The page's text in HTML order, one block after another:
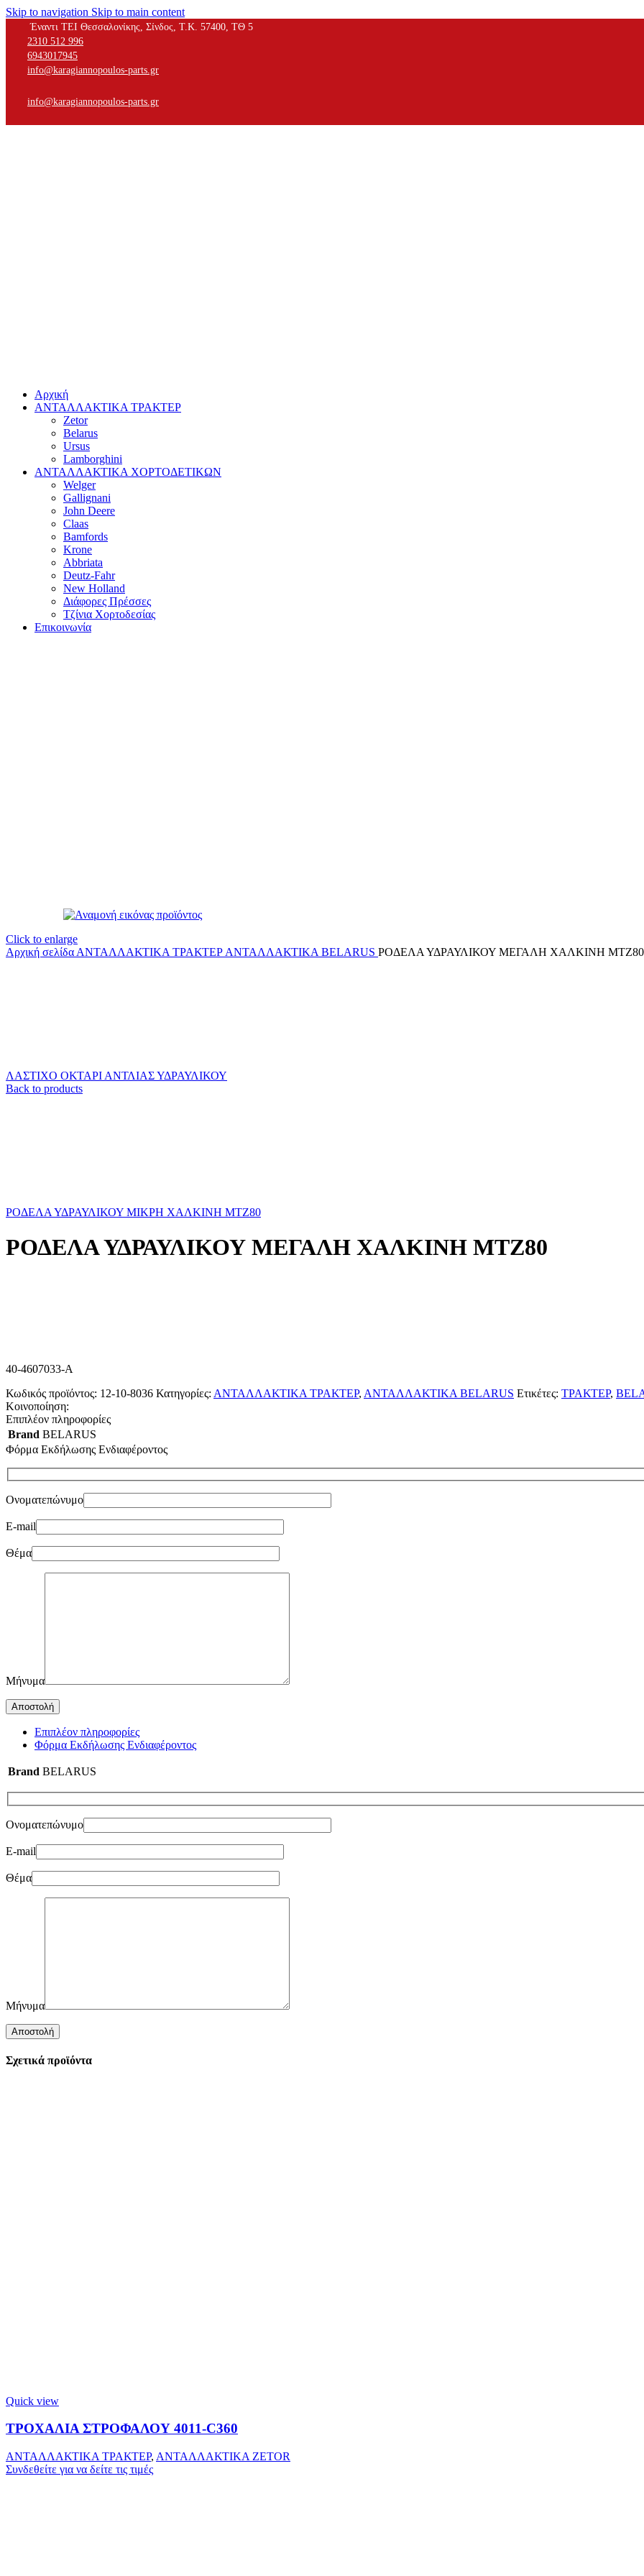
Skip to navigation Skip to main content
Έναντι ΤΕΙ Θεσσαλονίκης, Σίνδος, Τ.Κ. 57400, ΤΘ 5
2310 512 996
6943017945
info@karagiannopoulos-parts.gr
info@karagiannopoulos-parts.gr
Αρχική
ΑΝΤΑΛΛΑΚΤΙΚΑ ΤΡΑΚΤΕΡ
Zetor
Belarus
Ursus
Lamborghini
ΑΝΤΑΛΛΑΚΤΙΚΑ ΧΟΡΤΟΔΕΤΙΚΩΝ
Welger
Gallignani
John Deere
Claas
Bamfords
Krone
Abbriata
Deutz-Fahr
New Holland
Διάφορες Πρέσσες
Τζίνια Χορτοδεσίας
Επικοινωνία
Click to enlarge
Αρχική σελίδα ΑΝΤΑΛΛΑΚΤΙΚΑ ΤΡΑΚΤΕΡ ΑΝΤΑΛΛΑΚΤΙΚΑ BELARUS ΡΟΔΕΛΑ ΥΔΡΑΥΛΙΚΟΥ ΜΕΓΑΛΗ ΧΑΛΚΙΝΗ ΜΤΖ80
ΛΑΣΤΙΧΟ ΟΚΤΑΡΙ ΑΝΤΛΙΑΣ ΥΔΡΑΥΛΙΚΟΥ
Back to products
ΡΟΔΕΛΑ ΥΔΡΑΥΛΙΚΟΥ ΜΙΚΡΗ ΧΑΛΚΙΝΗ ΜΤΖ80
ΡΟΔΕΛΑ ΥΔΡΑΥΛΙΚΟΥ ΜΕΓΑΛΗ ΧΑΛΚΙΝΗ ΜΤΖ80
40-4607033-A
Κωδικός προϊόντος: 12-10-8036 Κατηγορίες: ΑΝΤΑΛΛΑΚΤΙΚΑ ΤΡΑΚΤΕΡ, ΑΝΤΑΛΛΑΚΤΙΚΑ BELARUS Ετικέτες: ΤΡΑΚΤΕΡ,
Κοινοποίηση:
Επιπλέον πληροφορίες
Brand BELARUS
Φόρμα Εκδήλωσης Ενδιαφέροντος
Ονοματεπώνυμο
E-mail
Θέμα
Μήνυμα
Επιπλέον πληροφορίες
Φόρμα Εκδήλωσης Ενδιαφέροντος
Brand BELARUS
Ονοματεπώνυμο
E-mail
Θέμα
Μήνυμα
Σχετικά προϊόντα
Quick view
ΤΡΟΧΑΛΙΑ ΣΤΡΟΦΑΛΟΥ 4011-C360
ΑΝΤΑΛΛΑΚΤΙΚΑ ΤΡΑΚΤΕΡ, ΑΝΤΑΛΛΑΚΤΙΚΑ ZETOR
Συνδεθείτε για να δείτε τις τιμές